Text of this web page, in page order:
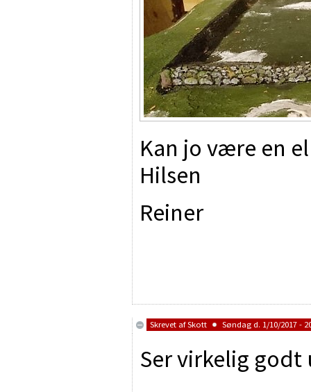
Kan jo være en
Hilsen
Reiner
Skrevet afSkott Søndag d. 1/10/2017 -
Ser virkelig